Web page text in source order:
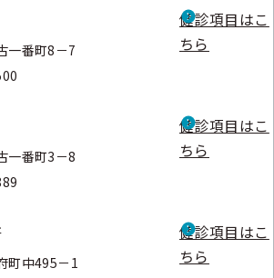
一番町8－7
健診項目はこ
ちら
一番町3－8
健診項目はこ
ちら
町中495－1
健診項目はこ
ちら